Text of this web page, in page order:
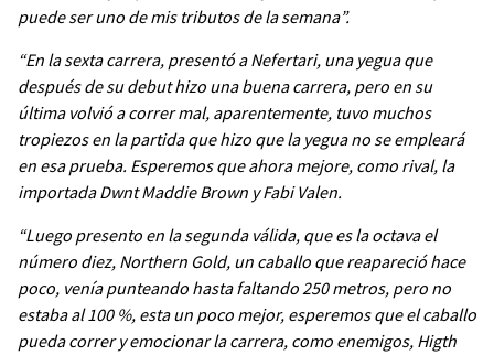
puede ser uno de mis tributos de la semana”.
“En la sexta carrera, presentó a Nefertari, una yegua que
después de su debut hizo una buena carrera, pero en su
última volvió a correr mal, aparentemente, tuvo muchos
tropiezos en la partida que hizo que la yegua no se empleará
en esa prueba. Esperemos que ahora mejore, como rival, la
importada Dwnt Maddie Brown y Fabi Valen.
“Luego presento en la segunda válida, que es la octava el
número diez, Northern Gold, un caballo que reapareció hace
poco, venía punteando hasta faltando 250 metros, pero no
estaba al 100 %, esta un poco mejor, esperemos que el caballo
pueda correr y emocionar la carrera, como enemigos, Higth